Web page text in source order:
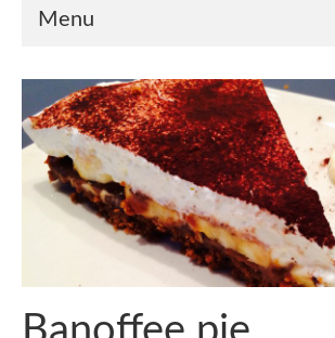
Menu
Suivez nous
Instagram
Pinterest
Facebook